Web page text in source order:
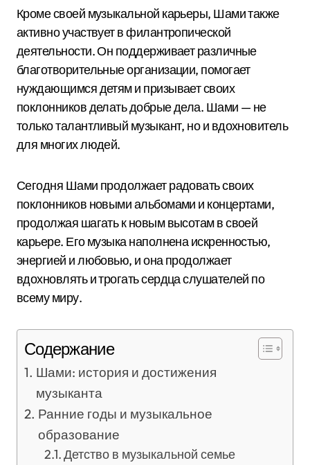
Кроме своей музыкальной карьеры, Шами также
активно участвует в филантропической
деятельности. Он поддерживает различные
благотворительные организации, помогает
нуждающимся детям и призывает своих
поклонников делать добрые дела. Шами — не
только талантливый музыкант, но и вдохновитель
для многих людей.
Сегодня Шами продолжает радовать своих
поклонников новыми альбомами и концертами,
продолжая шагать к новым высотам в своей
карьере. Его музыка наполнена искренностью,
энергией и любовью, и она продолжает
вдохновлять и трогать сердца слушателей по
всему миру.
Содержание
Шами: история и достижения
музыканта
Ранние годы и музыкальное
образование
Детство в музыкальной семье